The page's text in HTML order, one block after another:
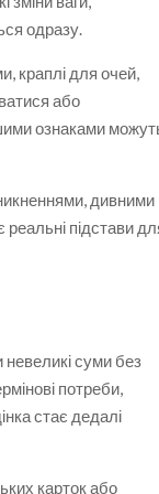
одразу.
краплі для очей,
або
ознаками
дивними
підстави
суми без
потреби,
стає дедалі
карток або